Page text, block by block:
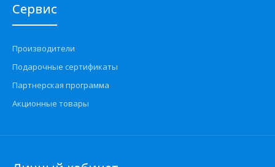
Сервис
Производители
Подарочные сертификаты
Партнерская программа
Акционные товары